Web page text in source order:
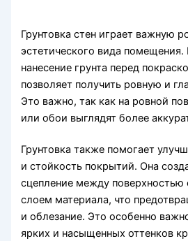
Грунтовка стен играет важную
эстетического вида помещения.
нанесение грунта перед
позволяет получить ровную и
Это важно, так как на ровной
или обои выглядят более
Грунтовка также помогает
и стойкость покрытий. Она
сцепление между
слоем материала, что
и облезание. Это особенно
ярких и насыщенных оттенков